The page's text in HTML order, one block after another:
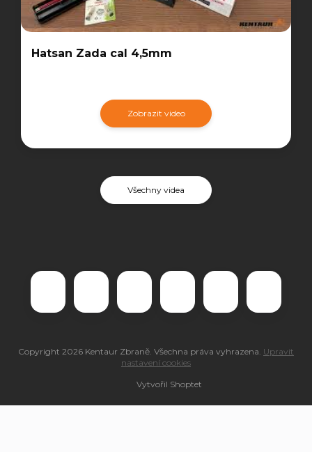
Hatsan Zada cal 4,5mm
Zobrazit video
Všechny videa
Vytvořil Shoptet
Copyright 2026 Kentaur Zbraně . Všechna práva vyhrazena. Upravit
nastavení cookies